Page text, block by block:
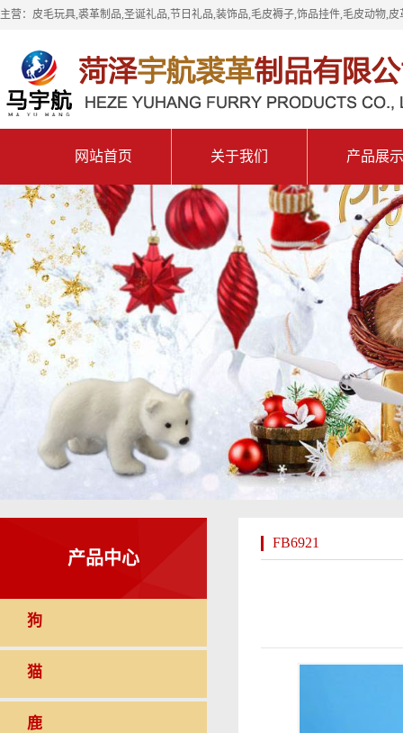
主营：皮毛玩具,裘革制品,圣诞礼品,节日礼品,装饰品,毛皮褥子,饰品挂件,毛皮动物,
网站首页 关于我们 产品展示
产品中心
狗
猫
鹿
FB6921